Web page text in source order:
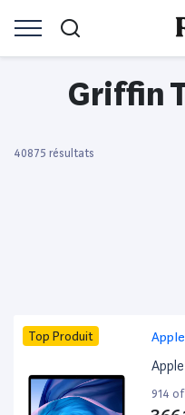
Griffin
40875 résultats
Top Produit Apple
914